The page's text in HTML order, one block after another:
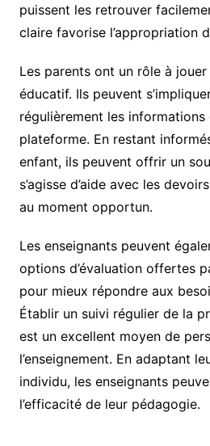
puissent les retrouver
claire favorise l’appropriation
Les parents ont un rôle à
éducatif. Ils peuvent
régulièrement les informations
plateforme. En restant
enfant, ils peuvent offrir un
s’agisse d’aide avec les
au moment opportun.
Les enseignants peuvent
options d’évaluation offertes
pour mieux répondre aux
Établir un suivi régulier de la
est un excellent moyen de
l’enseignement. En adaptant
individu, les enseignants
l’efficacité de leur pédagogie.